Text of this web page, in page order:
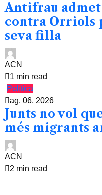
Antifrau
contra Orriols
seva filla
ACN
1 min read
Política
ag. 06, 2026
Junts no vol
més migrants
ACN
2 min read